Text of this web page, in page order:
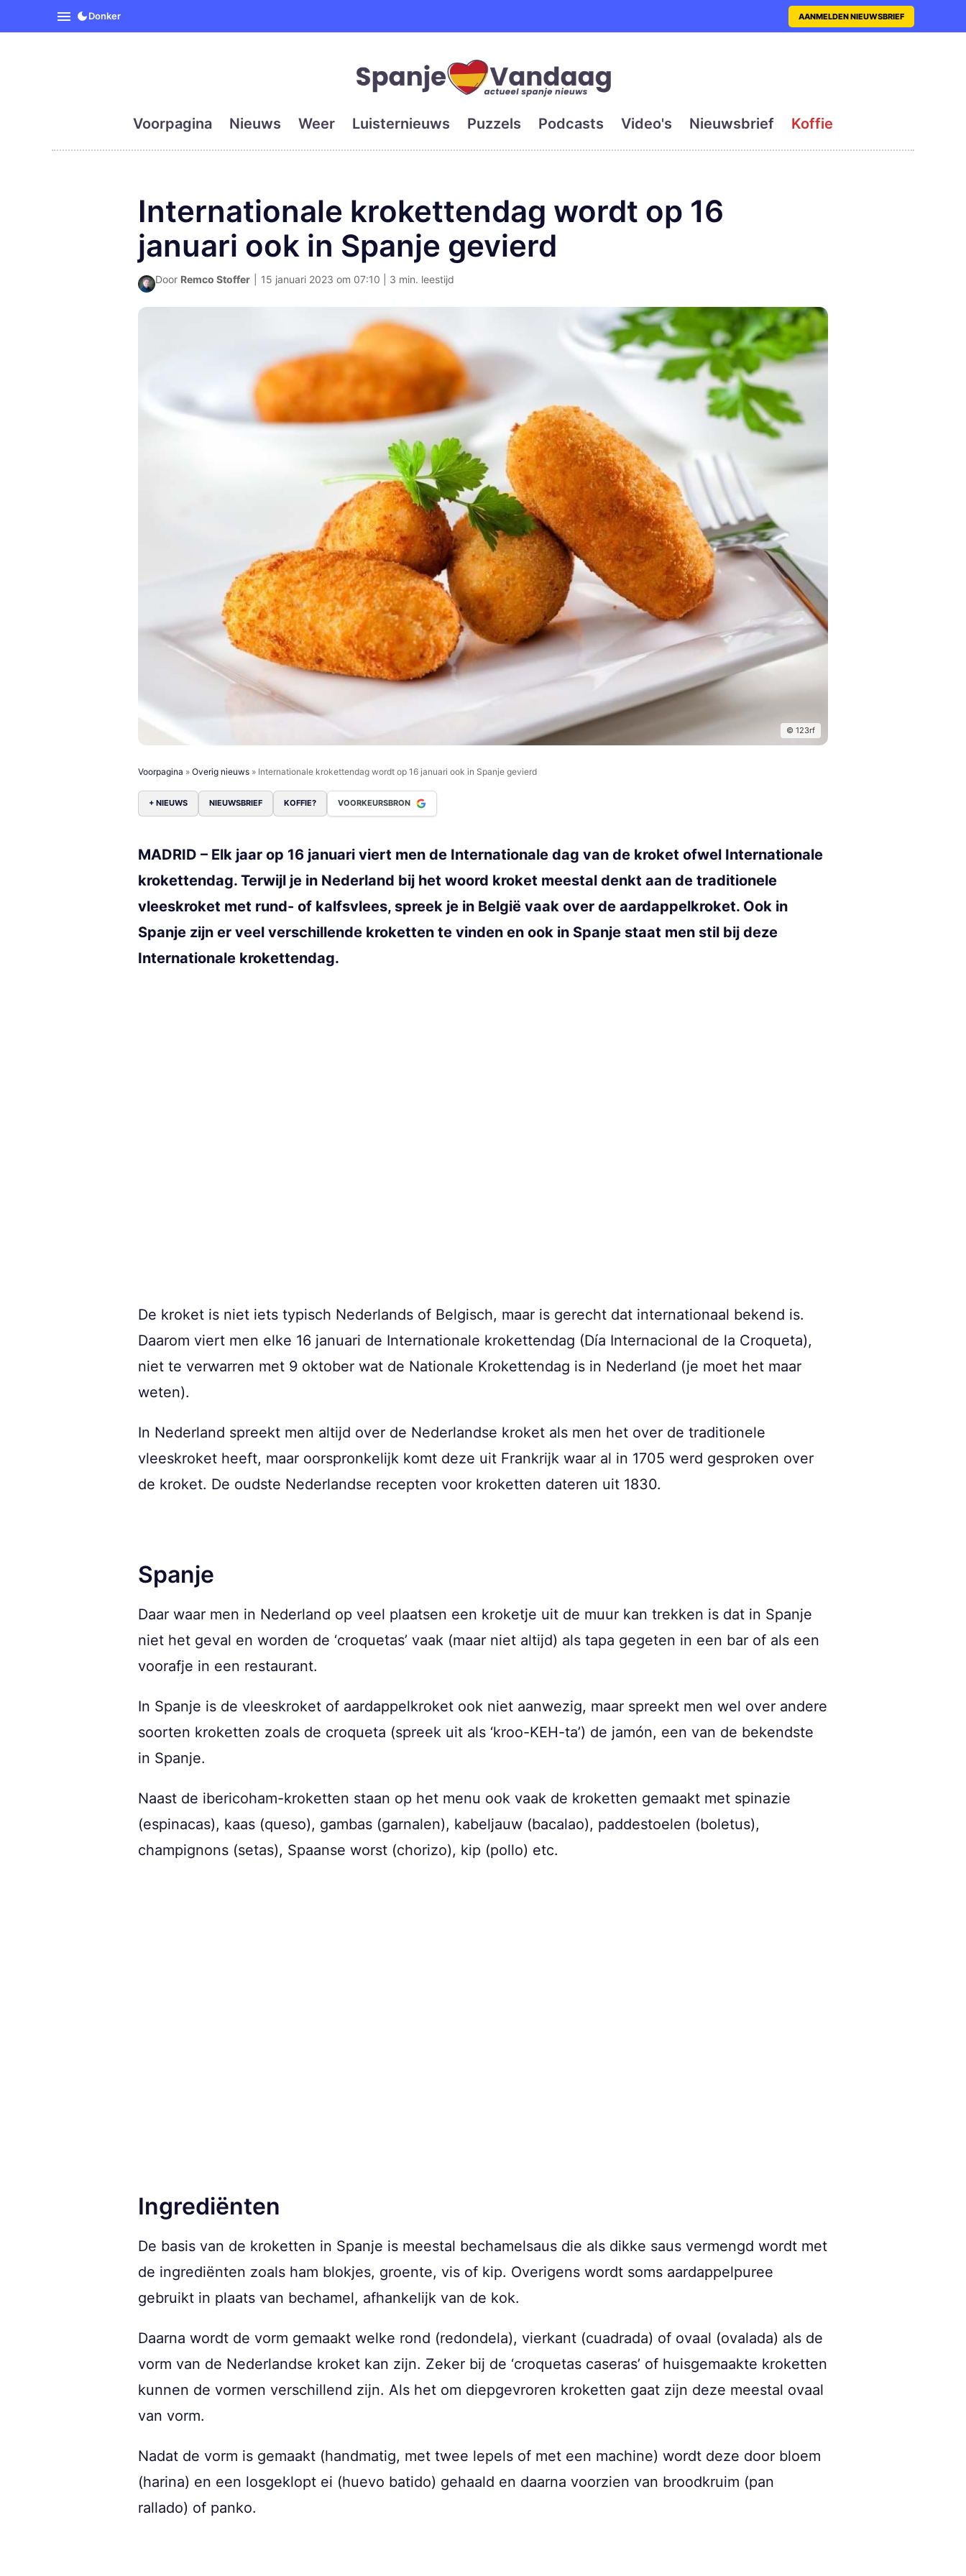
SpanjeVandaag is de eerste en grootste digitale krant met actueel en
Donker AANMELDEN NIEUWSBRIEF
Voorpagina Nieuws Weer Luisternieuws Puzzels Podcasts Video's Nieuwsbrief Koffie
Internationale krokettendag wordt op 16
januari ook in Spanje gevierd
Door Remco Stoffer 15 januari 2023 om 07:10 | 3 min. leestijd
© 123rf
Voorpagina » Overig nieuws » Internationale krokettendag wordt op 16 januari ook in Spanje gevierd
+ NIEUWS NIEUWSBRIEF KOFFIE? VOORKEURSBRON
MADRID – Elk jaar op 16 januari viert men de Internationale dag van de kroket ofwel Internationale
krokettendag. Terwijl je in Nederland bij het woord kroket meestal denkt aan de traditionele
vleeskroket met rund- of kalfsvlees, spreek je in België vaak over de aardappelkroket. Ook in
Spanje zijn er veel verschillende kroketten te vinden en ook in Spanje staat men stil bij deze
Internationale krokettendag.
De kroket is niet iets typisch Nederlands of Belgisch, maar is gerecht dat internationaal bekend is.
Daarom viert men elke 16 januari de Internationale krokettendag (Día Internacional de la Croqueta),
niet te verwarren met 9 oktober wat de Nationale Krokettendag is in Nederland (je moet het maar
weten).
In Nederland spreekt men altijd over de Nederlandse kroket als men het over de traditionele
vleeskroket heeft, maar oorspronkelijk komt deze uit Frankrijk waar al in 1705 werd gesproken over
de kroket. De oudste Nederlandse recepten voor kroketten dateren uit 1830.
Spanje
Daar waar men in Nederland op veel plaatsen een kroketje uit de muur kan trekken is dat in Spanje
niet het geval en worden de ‘croquetas’ vaak (maar niet altijd) als tapa gegeten in een bar of als een
voorafje in een restaurant.
In Spanje is de vleeskroket of aardappelkroket ook niet aanwezig, maar spreekt men wel over andere
soorten kroketten zoals de croqueta (spreek uit als ‘kroo-KEH-ta’) de jamón, een van de bekendste
in Spanje.
Naast de ibericoham-kroketten staan op het menu ook vaak de kroketten gemaakt met spinazie
(espinacas), kaas (queso), gambas (garnalen), kabeljauw (bacalao), paddestoelen (boletus),
champignons (setas), Spaanse worst (chorizo), kip (pollo) etc.
Ingrediënten
De basis van de kroketten in Spanje is meestal bechamelsaus die als dikke saus vermengd wordt met
de ingrediënten zoals ham blokjes, groente, vis of kip. Overigens wordt soms aardappelpuree
gebruikt in plaats van bechamel, afhankelijk van de kok.
Daarna wordt de vorm gemaakt welke rond (redondela), vierkant (cuadrada) of ovaal (ovalada) als de
vorm van de Nederlandse kroket kan zijn. Zeker bij de ‘croquetas caseras’ of huisgemaakte kroketten
kunnen de vormen verschillend zijn. Als het om diepgevroren kroketten gaat zijn deze meestal ovaal
van vorm.
Nadat de vorm is gemaakt (handmatig, met twee lepels of met een machine) wordt deze door bloem
(harina) en een losgeklopt ei (huevo batido) gehaald en daarna voorzien van broodkruim (pan
rallado) of panko.